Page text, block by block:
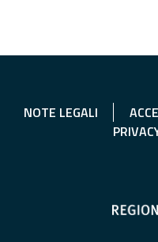
NOTE LEGALI